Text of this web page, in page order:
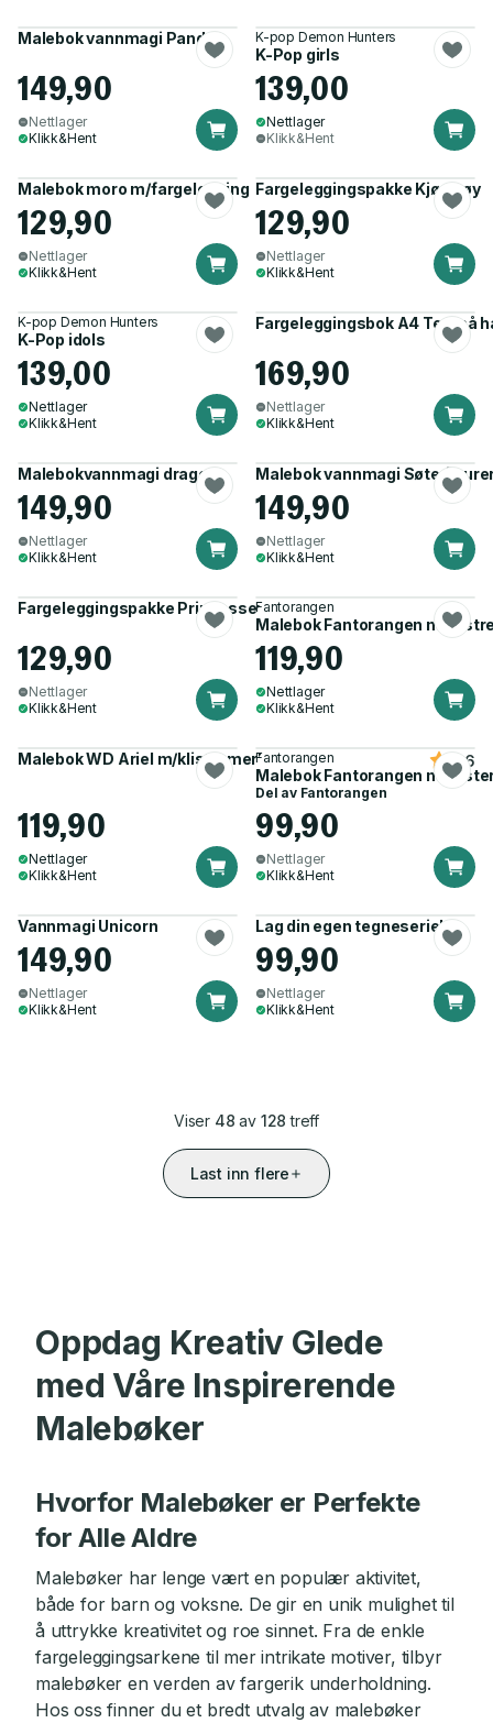
Malebok vannmagi Panda
149,90
Nettlager
Klikk&Hent
K-pop Demon Hunters
K-Pop girls
139,00
Nettlager
Klikk&Hent
Malebok moro m/fargelegging
129,90
Nettlager
Klikk&Hent
Fargeleggingspakke Kjøretøy
129,90
Nettlager
Klikk&Hent
K-pop Demon Hunters
K-Pop idols
139,00
Nettlager
Klikk&Hent
Fargeleggingsbok A4 Tett på
169,90
Nettlager
Klikk&Hent
Malebokvannmagi drage
149,90
Nettlager
Klikk&Hent
Malebok vannmagi Søte
149,90
Nettlager
Klikk&Hent
Fargeleggingspakke Prinsesser
129,90
Nettlager
Klikk&Hent
Fantorangen
Malebok Fantorangen m/
119,90
Nettlager
Klikk&Hent
Malebok WD Ariel m/klistremerker
119,90
Nettlager
Klikk&Hent
Fantorangen
Malebok Fantorangen m/
4.6
Del av Fantorangen
99,90
Nettlager
Klikk&Hent
Vannmagi Unicorn
149,90
Nettlager
Klikk&Hent
Lag din egen tegneserie!
99,90
Nettlager
Klikk&Hent
Viser 48 av 128 treff
Last inn flere
Oppdag Kreativ Glede
med Våre Inspirerende
Malebøker
Hvorfor Malebøker er Perfekte
for Alle Aldre
Malebøker har lenge vært en populær aktivitet,
både for barn og voksne. De gir en unik mulighet til
å uttrykke kreativitet og roe sinnet. Fra de enkle
fargeleggingsarkene til mer intrikate motiver, tilbyr
malebøker en verden av fargerik underholdning.
Hos oss finner du et bredt utvalg av malebøker